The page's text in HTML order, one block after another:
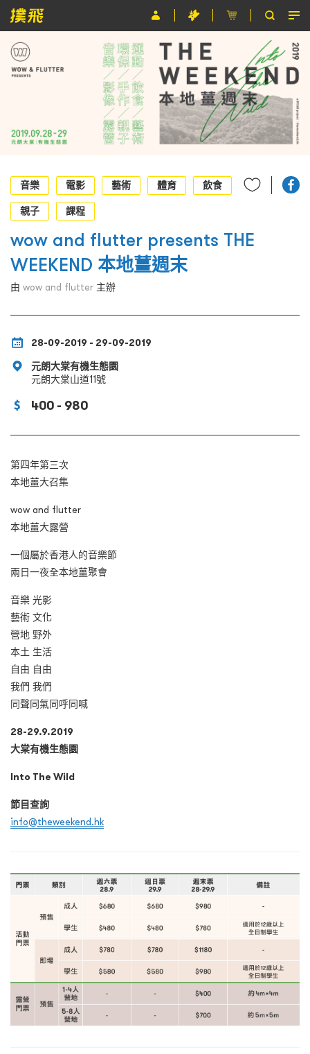
節目
主辦單位
條款及細則
EN
音樂
電影 藝術 體育 飲食
親子 課程
wow and flutter presents THE
WEEKEND 本地薑週末
由 wow and flutter 主辦
28-09-2019 - 29-09-2019
元朗大棠有機生態園
元朗大棠山道11號
400 - 980
第四年第三次
本地薑大召集
wow and flutter
本地薑大露營
一個屬於香港人的音樂節
兩日一夜全本地薑聚會
音樂 光影
藝術 文化
營地 野外
本土 生活
自由 自由
我們 我們
同聲同氣同呼同喊
28-29.9.2019
大棠有機生態園
Into The Wild
節目查詢
info@theweekend.hk